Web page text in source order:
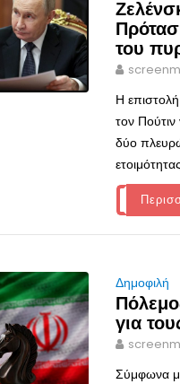
του
Η
τον
δύο
Δημοφιλή
για
Σύμφωνα